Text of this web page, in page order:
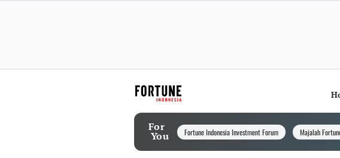
For
You Fortune Indonesia Investment Forum Majalah